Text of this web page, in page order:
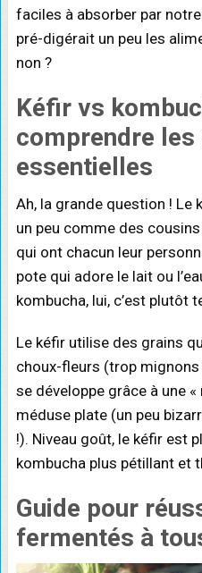
faciles à absorber par
pré-digérait un peu les
non ?
Kéfirvs
comprendre
essentielles
Ah, la grande question ! Le
un peu comme des
qui ont chacun leur
pote qui adore le lait ou
kombucha, lui, c’est plutôt
Le kéfir utilise des grains
choux-fleurs (trop
se développe grâce à une
méduse plate (un peu
!). Niveau goût, le kéfir est
kombucha plus pétillant et
Guide pour
fermentés à